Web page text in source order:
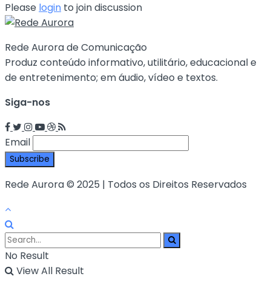
Please login to join discussion
Rede Aurora de Comunicação
Produz conteúdo informativo, utilitário, educacional e
de entretenimento; em áudio, vídeo e textos.
Siga-nos
Email
Rede Aurora © 2025 | Todos os Direitos Reservados
No Result
View All Result